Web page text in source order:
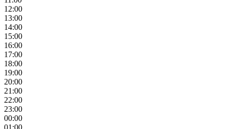
12:00
13:00
14:00
15:00
16:00
17:00
18:00
19:00
20:00
21:00
22:00
23:00
00:00
01:00